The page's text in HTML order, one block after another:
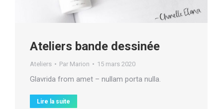
Ateliers bande dessinée
Ateliers Par Marion 15 mars 2020
Glavrida from amet – nullam porta nulla.
Lire la suite